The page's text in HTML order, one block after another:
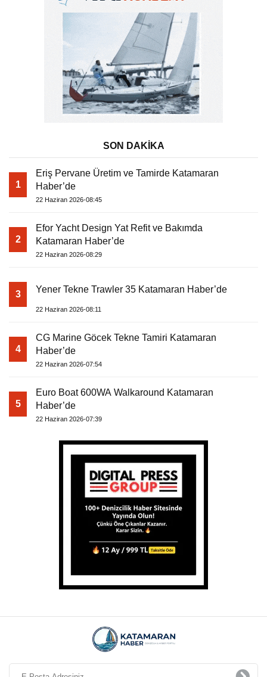
SON DAKİKA
1
Eriş Pervane Üretim ve Tamirde Katamaran
Haber’de
22 Haziran 2026-08:45
2
Efor Yacht Design Yat Refit ve Bakımda
Katamaran Haber’de
22 Haziran 2026-08:29
3 Yener Tekne Trawler 35 Katamaran Haber’de
22 Haziran 2026-08:11
4
CG Marine Göcek Tekne Tamiri Katamaran
Haber’de
22 Haziran 2026-07:54
5
Euro Boat 600WA Walkaround Katamaran
Haber’de
22 Haziran 2026-07:39